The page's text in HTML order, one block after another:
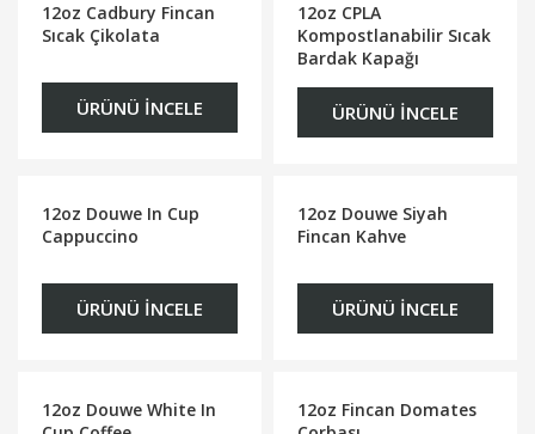
12oz Cadbury Fincan
Sıcak Çikolata
ÜRÜNÜ İNCELE
12oz CPLA
Kompostlanabilir Sıcak
Bardak Kapağı
ÜRÜNÜ İNCELE
12oz Douwe In Cup
Cappuccino
ÜRÜNÜ İNCELE
12oz Douwe Siyah
Fincan Kahve
ÜRÜNÜ İNCELE
12oz Douwe White In
12oz Fincan Domates